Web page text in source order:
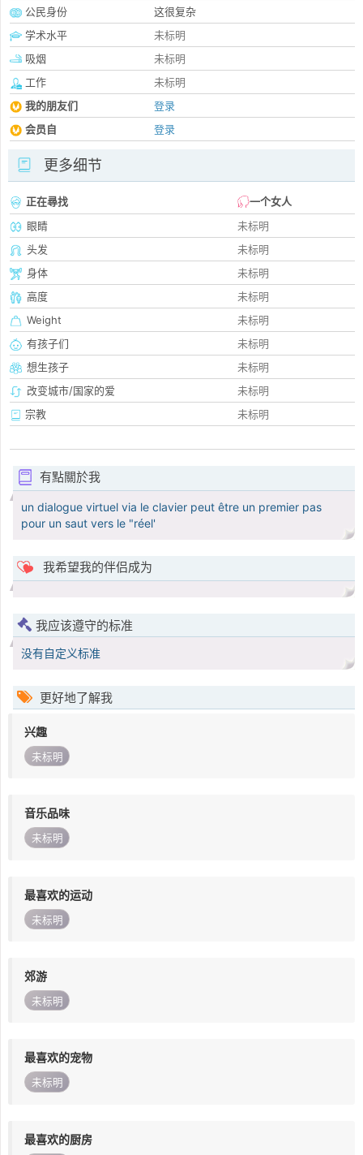
公民身份
这很复杂
学术水平
未标明
吸烟
未标明
工作
未标明
我的朋友们
登录
会员自
登录
更多细节
正在尋找
一个女人
眼睛
未标明
头发
未标明
身体
未标明
高度
未标明
Weight
未标明
有孩子们
未标明
想生孩子
未标明
改变城市/国家的爱
未标明
宗教
未标明
有點關於我
un dialogue virtuel via le clavier peut être un premier pas
pour un saut vers le "réel'
我希望我的伴侣成为
我应该遵守的标准
没有自定义标准
更好地了解我
兴趣
未标明
音乐品味
未标明
最喜欢的运动
未标明
郊游
未标明
最喜欢的宠物
未标明
最喜欢的厨房